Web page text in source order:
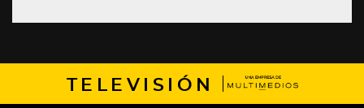
TELEVISIÓN